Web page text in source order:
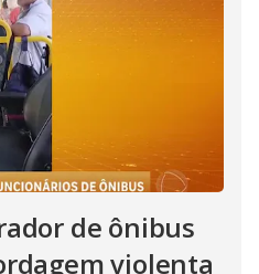
de ônibus
violenta